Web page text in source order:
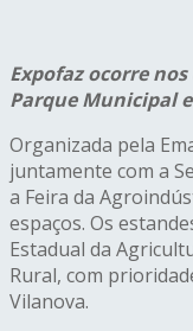
Expofaz ocorre
Parque Municipal
Organizada pela
juntamente com a
a Feira da
espaços. Os
Estadual da
Rural, com
Vilanova.